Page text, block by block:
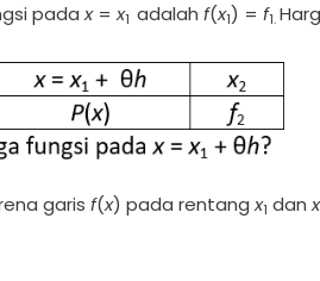
padax=x1 adalah f(x1) = f1.
garis f(x) pada rentangx1 danx